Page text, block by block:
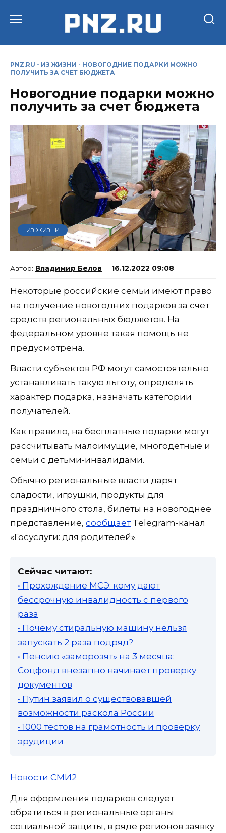
PNZ.RU - ИЗ ЖИЗНИ - НОВОГОДНИЕ ПОДАРКИ МОЖНО
ПОЛУЧИТЬ ЗА СЧЕТ БЮДЖЕТА
Новогодние подарки можно
получить за счет бюджета
ИЗ ЖИЗНИ
Владимир Белов 16.12.2022 09:08
Некоторые российские семьи имеют право
на получение новогодних подарков за счет
средств региональных бюджетов. На
федеральном уровне такая помощь не
предусмотрена.
Власти субъектов РФ могут самостоятельно
устанавливать такую льготу, определять
характер подарка, назначать категории
получателей.
Как правило, на бесплатные подарки могут
рассчитывать малоимущие, многодетные и
семьи с детьми-инвалидами.
Обычно региональные власти дарят
сладости, игрушки, продукты для
праздничного стола, билеты на новогоднее
представление, сообщаетTelegram-канал
«Госуслуги: для родителей».
Сейчас читают:
• Прохождение МСЭ: кому дают
бессрочную инвалидность с первого
раза
• Почему стиральную машину нельзя
запускать 2 раза подряд?
• Пенсию «заморозят» на 3 месяца:
Соцфонд внезапно начинает проверку
документов
• Путин заявил о существовавшей
возможности раскола России
• 1000 тестов на грамотность и проверку
эрудиции
Новости СМИ2
Для оформления подарков следует
обратиться в региональные органы
социальной защиты, в ряде регионов заявку